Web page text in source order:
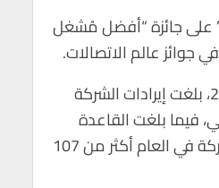
على جائزة “أفضل مُشغل
وفي 31 ديسمبر 2014، بلغت إيرادات الشركة
فيما بلغت القاعدة
الموحدة لعملاء الشركة في العام أكثر من 107